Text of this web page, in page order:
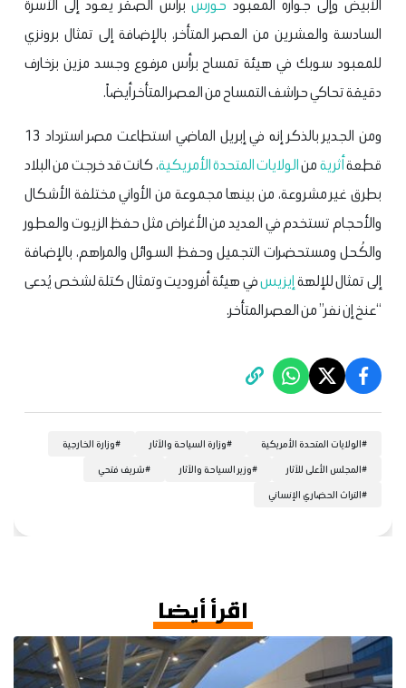
الأبيض وإلى جواره المعبود حورسبرأس الصقر يعود إلى الأسرة
السادسة والعشرين من العصر المتأخر، بالإضافة إلى تمثال برونزي
للمعبود سوبك في هيئة تمساح برأس مرفوع وجسد مزين بزخارف
دقيقة تحاكي حراشف التمساح من العصر المتأخر أيضاً.
ومن الجدير بالذكر إنه في إبريل الماضي استطاعت مصر استرداد 13
قطعةأثريةمنالولايات المتحدة الأمريكية، كانت قد خرجت من البلاد
بطرق غير مشروعة، من بينها مجموعة من الأواني مختلفة الأشكال
والأحجام تستخدم في العديد من الأغراض مثل حفظ الزيوت والعطور
والكُحل ومستحضرات التجميل وحفظ السوائل والمراهم، بالإضافة
إلى تمثال للإلهةإيزيسفي هيئة أفروديت وتمثال كتلة لشخص يُدعى
“عنخ إن نفر” من العصر المتأخر.
#الولايات المتحدة الأمريكية #وزارة السياحة والآثار #وزارة الخارجية
#المجلس الأعلى للآثار #وزير السياحة والآثار #شريف فتحي
#التراث الحضاري الإنساني
اقرأ أيضا